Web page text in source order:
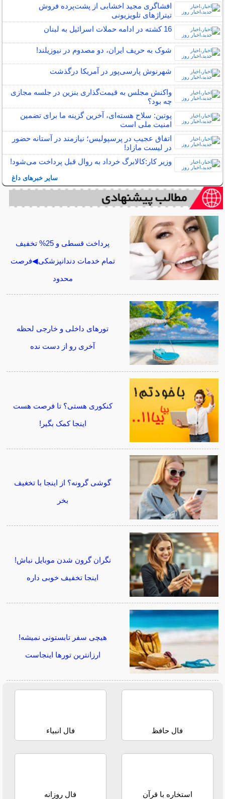
افشاگری مجید اخشابی از پشت‌پرده فروش
تیتراژهای تلویزیونی
16 کشته در ادامه حملات اسرائیل به لبنان
شوک به حریف ایران، دو مصدوم در نیوزیلند!
شهرنوش پارسی‌پور در آمریکا درگذشت
واکنش مجلس به قیمت‌گذاری بنزین در جلسه مجازی
چه بود؟
پوتین: سلاح هسته‌ای، آخرین گزینه ما برای تضمین
امنیت ملی است
اتفاق عجیب در پرسپولیس؛ نیازمند در آستانه حضور
در لیست مازاد!
وزیر کار:کالابرگ خرداد به روال قبل پرداخت می‌شود!
سایر خبرهای داغ
پرداخت قسطی و 25% تخفیف
تمام خدمات دندانپزشکی◀فرصت
محدود
تورهای داخلی و خارجی لحظه
آخری رو از دست نده
کنکوری هستی؟ تا فرصت هست
اینجا کمک بگیر!
گوشی گرونه؟ از اینجا با تخغیف
بخر
نگران گرون شدن موبایل نباش!
اینجا تخفیف خوبی داره
هیچی سفر تابستونی نمیشه!
ارزانترین تورها اینجاست
فال حافظ فال انبیاء
استخاره با قرآن فال روزانه